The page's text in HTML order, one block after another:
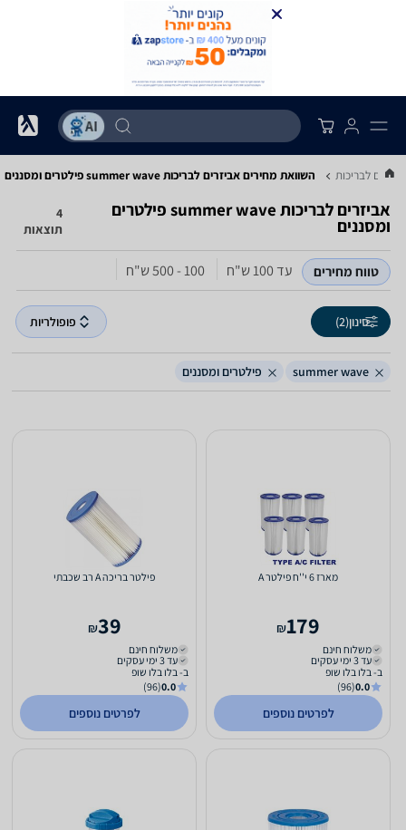
לבריכות השוואת מחירים אביזרים לבריכות ‏summer wave ‏פילטרים ומסננים
אביזרים לבריכות ‏summer wave ‏פילטרים
ומסננים
4
תוצאות
טווח מחירים עד 100‏ ש"ח 100 - 500‏ ש"ח
סינון(2) פופולריות
summer wave פילטרים ומסננים
מארז 6 י''ח פילטר A
179
₪
משלוח חינם
עד 3 ימי עסקים
ב- בלו בלו שופ
0.0
(96)
לפרטים נוספים
פילטר בריכה A רב שכבתי
39
₪
משלוח חינם
עד 3 ימי עסקים
ב- בלו בלו שופ
0.0
(96)
לפרטים נוספים